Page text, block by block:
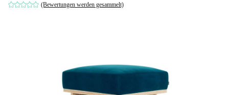
(Bewertungen werden gesammelt)